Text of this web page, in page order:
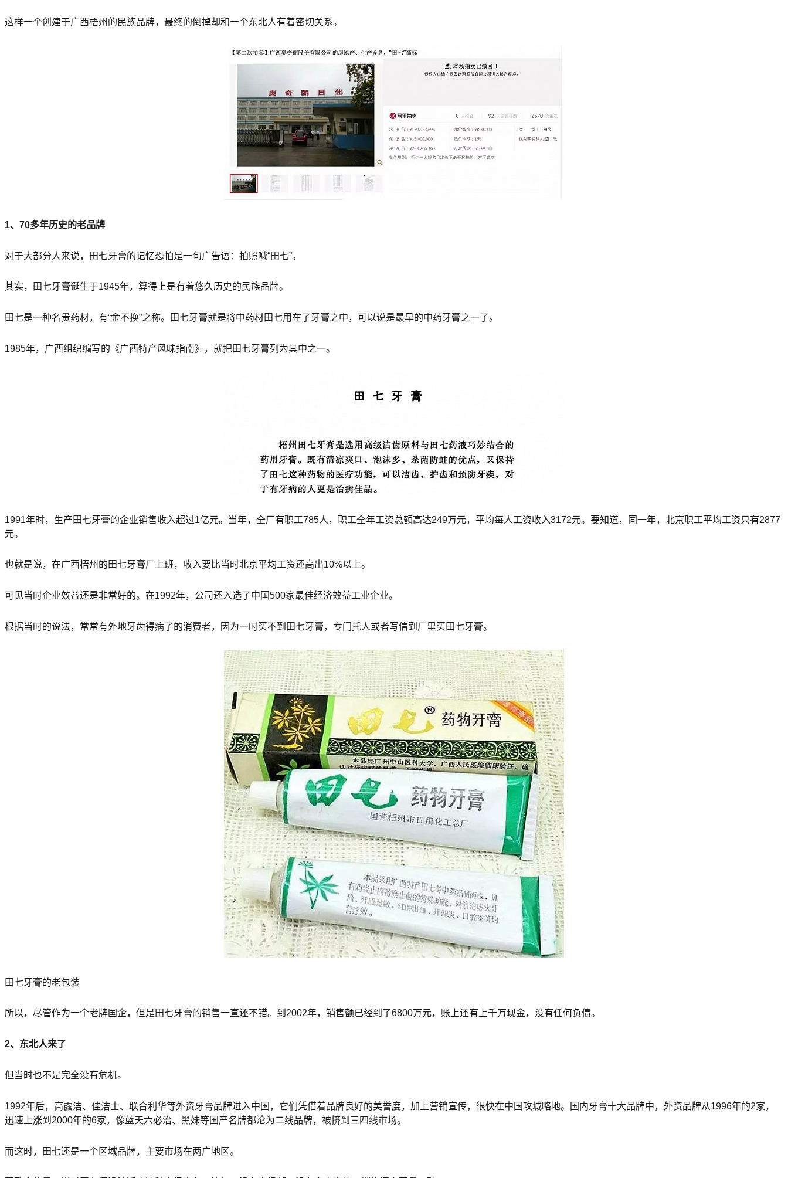
这样一个创建于广西梧州的民族品牌，最终的倒掉却和一个东北人有着密切关系。
1、70多年历史的老品牌
对于大部分人来说，田七牙膏的记忆恐怕是一句广告语：拍照喊“田七”。
其实，田七牙膏诞生于1945年，算得上是有着悠久历史的民族品牌。
田七是一种名贵药材，有“金不换”之称。田七牙膏就是将中药材田七用在了牙膏之中，可以说是最早的中药牙膏之一了。
1985年，广西组织编写的《广西特产风味指南》，就把田七牙膏列为其中之一。
1991年时，生产田七牙膏的企业销售收入超过1亿元。当年，全厂有职工785人，职工全年工资总额高达249万元，平均每人工资收入3172元。要知道，同一年，北京职工平均工资只有2877
元。
也就是说，在广西梧州的田七牙膏厂上班，收入要比当时北京平均工资还高出10%以上。
可见当时企业效益还是非常好的。在1992年，公司还入选了中国500家最佳经济效益工业企业。
根据当时的说法，常常有外地牙齿得病了的消费者，因为一时买不到田七牙膏，专门托人或者写信到厂里买田七牙膏。
田七牙膏的老包装
所以，尽管作为一个老牌国企，但是田七牙膏的销售一直还不错。到2002年，销售额已经到了6800万元，账上还有上千万现金，没有任何负债。
2、东北人来了
但当时也不是完全没有危机。
1992年后，高露洁、佳洁士、联合利华等外资牙膏品牌进入中国，它们凭借着品牌良好的美誉度，加上营销宣传，很快在中国攻城略地。国内牙膏十大品牌中，外资品牌从1996年的2家，
迅速上涨到2000年的6家，像蓝天六必治、黑妹等国产名牌都沦为二线品牌，被挤到三四线市场。
而这时，田七还是一个区域品牌，主要市场在两广地区。